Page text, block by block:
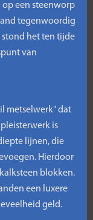
op een steenworp
tegenwoordig
stond het ten tijde
van
metselwerk" dat
is
lijnen, die
Hierdoor
blokken.
een luxere
geld.